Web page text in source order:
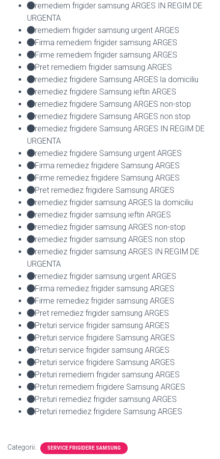
remediem frigider samsung ARGES IN REGIM DE
URGENTA
remediem frigider samsung urgent ARGES
Firma remediem frigider samsung ARGES
Firme remediem frigider samsung ARGES
Pret remediem frigider samsung ARGES
remediez frigidere Samsung ARGES la domiciliu
remediez frigidere Samsung ieftin ARGES
remediez frigidere Samsung ARGES non-stop
remediez frigidere Samsung ARGES non stop
remediez frigidere Samsung ARGES IN REGIM DE
URGENTA
remediez frigidere Samsung urgent ARGES
Firma remediez frigidere Samsung ARGES
Firme remediez frigidere Samsung ARGES
Pret remediez frigidere Samsung ARGES
remediez frigider samsung ARGES la domiciliu
remediez frigider samsung ieftin ARGES
remediez frigider samsung ARGES non-stop
remediez frigider samsung ARGES non stop
remediez frigider samsung ARGES IN REGIM DE
URGENTA
remediez frigider samsung urgent ARGES
Firma remediez frigider samsung ARGES
Firme remediez frigider samsung ARGES
Pret remediez frigider samsung ARGES
Preturi service frigider samsung ARGES
Preturi service frigidere Samsung ARGES
Preturi service frigider samsung ARGES
Preturi service frigidere Samsung ARGES
Preturi remediem frigider samsung ARGES
Preturi remediem frigidere Samsung ARGES
Preturi remediez frigider samsung ARGES
Preturi remediez frigidere Samsung ARGES
Categorii: SERVICE FRIGIDERE SAMSUNG